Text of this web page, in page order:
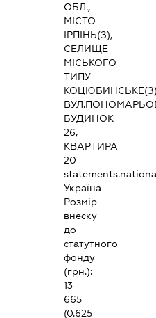
ОБЛ.,
МІСТО
ІРПІНЬ(З),
СЕЛИЩЕ
МІСЬКОГО
ТИПУ
БУДИНОК
26,
КВАРТИРА
20
Україна
Розмір
внеску
до
статутного
фонду
(грн.):
13
665
(0.625